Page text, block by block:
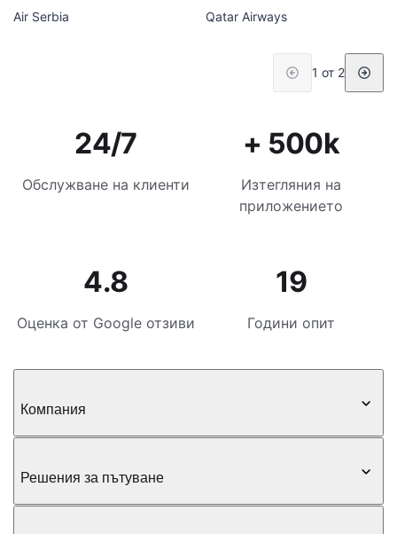
Air Serbia
Qatar Airways
1 от 2
24/7
Обслужване на клиенти
+ 500k
Изтегляния на
приложението
4.8
Оценка от Google отзиви
19
Години опит
Компания
Решения за пътуване